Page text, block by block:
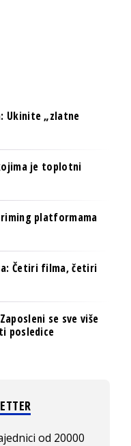
Ukinite „zlatne
je toplotni
platformama
Četiri filma, četiri
se sve više
posledice
od 20000